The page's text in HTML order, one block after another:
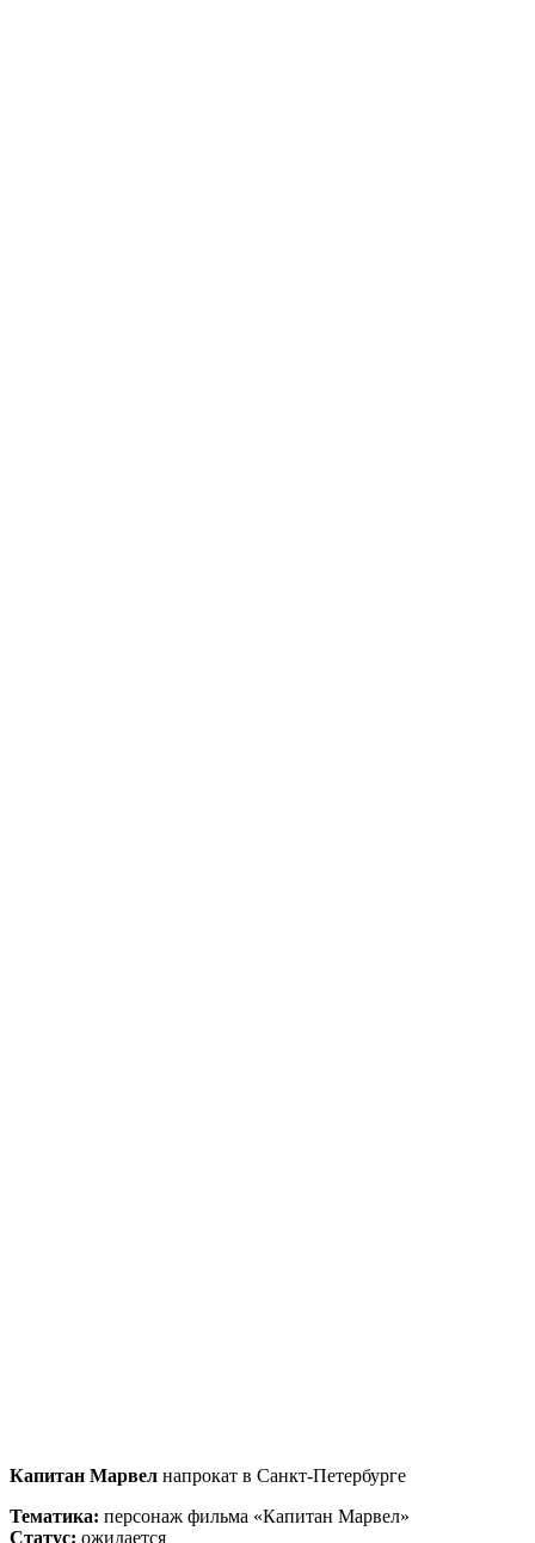
Капитан Марвел напрокат в Санкт-Петербурге
Тематика: персонаж фильма «Капитан Марвел»
Статус: ожидается